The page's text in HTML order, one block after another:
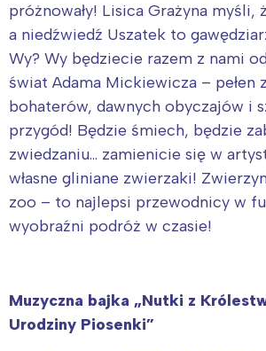
próżnowały! Lisica Grażyna myśli,
a niedźwiedź Uszatek to
Wy? Wy będziecie razem z nami
świat Adama Mickiewicza – pełen
bohaterów, dawnych obyczajów i
przygód! Będzie śmiech, będzie
zwiedzaniu… zamienicie się w
własne gliniane zwierzaki!
zoo – to najlepsi przewodnicy w
wyobraźni podróż w czasie!
Muzyczna bajka „Nutki z
Urodziny Piosenki”